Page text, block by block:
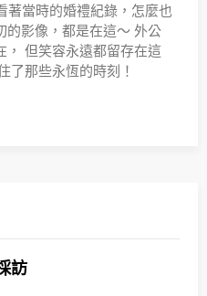
當時的婚禮紀錄，怎麼也
的影像，都是在這～ 外公
但笑容永遠都留存在這
了那些永恆的時刻！
訪